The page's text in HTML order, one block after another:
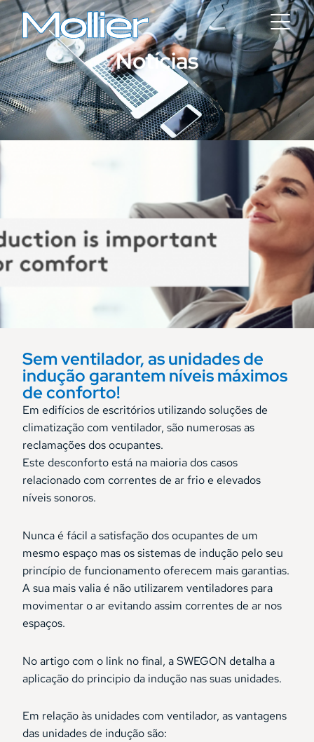
Notícias
Sem ventilador, as unidades de
indução garantem níveis máximos
de conforto!
Em edifícios de escritórios utilizando soluções de
climatização com ventilador, são numerosas as
reclamações dos ocupantes.
Este desconforto está na maioria dos casos
relacionado com correntes de ar frio e elevados
níveis sonoros.
Nunca é fácil a satisfação dos ocupantes de um
mesmo espaço mas os sistemas de indução pelo seu
princípio de funcionamento oferecem mais garantias.
A sua mais valia é não utilizarem ventiladores para
movimentar o ar evitando assim correntes de ar nos
espaços.
No artigo com o link no final, a SWEGON detalha a
aplicação do principio da indução nas suas unidades.
Em relação às unidades com ventilador, as vantagens
das unidades de indução são: